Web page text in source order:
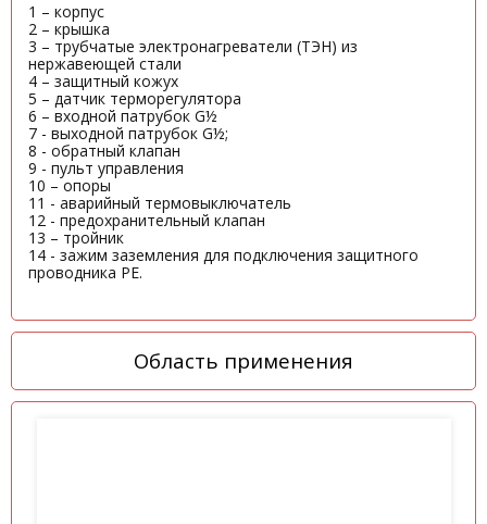
1 – корпус
2 – крышка
3 – трубчатые электронагреватели (ТЭН) из
нержавеющей стали
4 – защитный кожух
5 – датчик терморегулятора
6 – входной патрубок G½
7 - выходной патрубок G½;
8 - обратный клапан
9 - пульт управления
10 – опоры
11 - аварийный термовыключатель
12 - предохранительный клапан
13 – тройник
14 - зажим заземления для подключения защитного
проводника РЕ.
Область применения